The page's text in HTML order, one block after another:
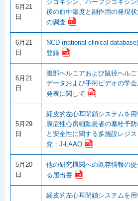
6月21
日
ジゴキシン、ハーフジゴキシ
後の血中濃度と副作用の発現
の調査
6月21
日
NCD (national clinical
登録
6月21
日
腹部ヘルニアおよび鼠径ヘル
データおよび手術ビデオの学
発表に関して
5月29
日
経皮的左心耳閉鎖システムを
膜症性心房細動患者の塞栓予
と安全性に関する多施設レジ
究：J-LAAO
5月20
日
他の研究機関への既存情報の
る届出書
経皮的左心耳閉鎖システムを